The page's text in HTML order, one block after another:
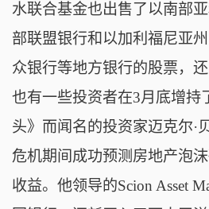
水联合基金也出售了以南部
部联盟银行和以加利福尼亚
众银行等地方银行的股票，还
也有一些投资者在3月底增持
头》而闻名的投资家迈克尔·
危机期间成功预测房地产泡
收益。他领导的Scion Asset